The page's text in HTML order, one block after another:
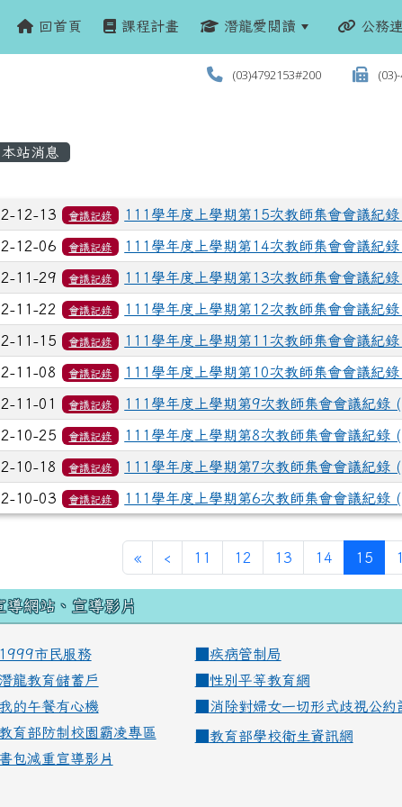
回首頁 課程計畫 潛龍愛閱讀 公務
(03)4792153#200
站消息
列表
12-13 會議記錄 111學年度上學期第15次教師集會會議紀
12-06 會議記錄 111學年度上學期第14次教師集會會議紀
11-29 會議記錄 111學年度上學期第13次教師集會會議紀
11-22 會議記錄 111學年度上學期第12次教師集會會議紀
11-15 會議記錄 111學年度上學期第11次教師集會會議紀
11-08 會議記錄 111學年度上學期第10次教師集會會議紀
11-01 會議記錄 111學年度上學期第9次教師集會會議紀
10-25 會議記錄 111學年度上學期第8次教師集會會議紀
10-18 會議記錄 111學年度上學期第7次教師集會會議紀
10-03 會議記錄 111學年度上學期第6次教師集會會議紀
« ‹ 11 12 13 14 15
導網站、宣導影片
市民服務 疾病管制局
潛龍教育儲蓄戶 性別平等教育網
我的午餐有心機
消除對婦女一切形式歧視公約
育部防制校園霸凌專區
教育部學校衛生資訊網
書包減重宣導影片